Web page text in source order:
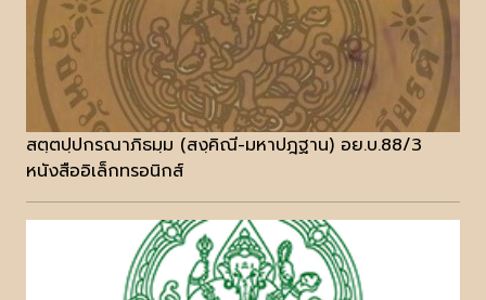
สตฺตปฺปกรณาภิธมฺม (สงฺคิณี-มหาปฎฐาน) อย.บ.88/3
หนังสืออิเล็กทรอนิกส์